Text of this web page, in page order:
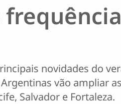
novidades do
vão ampliar
Salvador e Fortaleza.